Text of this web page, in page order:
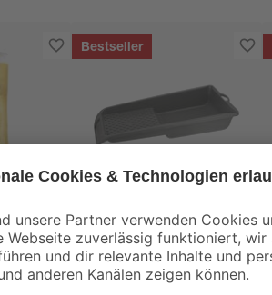
0-2
Bestseller
B1
Farbwanne Kunststoff
grau 15 x 32 cm